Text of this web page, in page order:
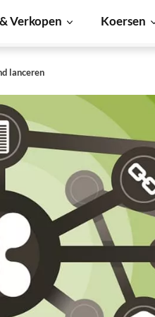
Verkopen Koersen
lanceren